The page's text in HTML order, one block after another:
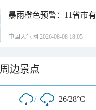
暴雨橙色预警：11省市
中国天气网 2026-08-08 18:05
周边景点
/ 26/28°C